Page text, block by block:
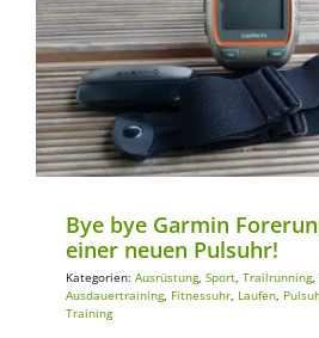
Ausrüstung Sport Trailrunning
Bye bye Garmin
einer neuen Pulsuhr!
Kategorien: Ausrüstung, Sport, Trailrunning,
Ausdauertraining, Fitnessuhr, Laufen,
Training